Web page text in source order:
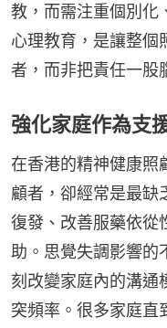
教，而需注重個別化
心理教育，是讓整個
者，而非把責任一股
強化家庭作為支
在香港的精神健康照
顧者，卻經常是最缺
復發、改善服藥依從
助。思覺失調影響的
刻改變家庭內的溝通
突頻率。很多家庭直